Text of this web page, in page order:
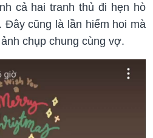
cả hai tranh thủ đi hẹn hò
Đây cũng là lần hiếm hoi mà
chụp chung cùng vợ.